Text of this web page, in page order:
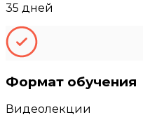
35 дней
Формат обучения
Видеолекции